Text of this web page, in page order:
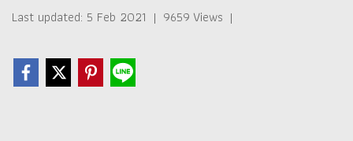
Last updated: 5 Feb 2021 | 9659 Views |